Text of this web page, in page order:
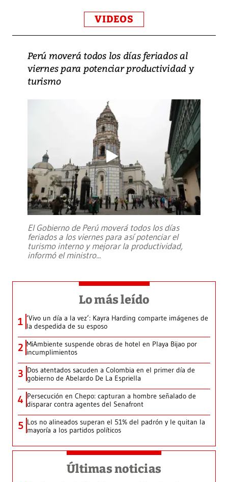
VIDEOS
Perú moverá todos los días feriados al
viernes para potenciar productividad y
turismo
El Gobierno de Perú moverá todos los días
feriados a los viernes para así potenciar el
turismo interno y mejorar la productividad,
informó el ministro...
Lo más leído
1 ‘Vivo un día a la vez’: Kayra Harding comparte imágenes de
la despedida de su esposo
2 MiAmbiente suspende obras de hotel en Playa Bijao por
incumplimientos
3 Dos atentados sacuden a Colombia en el primer día de
gobierno de Abelardo De La Espriella
4 Persecución en Chepo: capturan a hombre señalado de
disparar contra agentes del Senafront
5 Los no alineados superan el 51% del padrón y le quitan la
mayoría a los partidos políticos
Últimas noticias